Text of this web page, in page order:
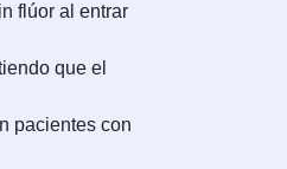
flúor al entrar
que el
pacientes con